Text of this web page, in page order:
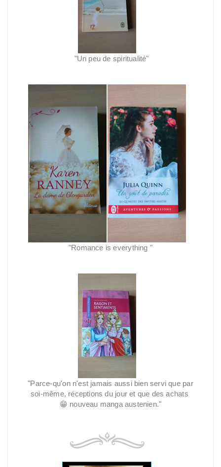
"Un peu de spiritualité"
"Romance is everything "
"Parce-qu'on n'est jamais aussi bien servi que par
soi-même, réceptions du jour et que des achats
😁 nouveau manga austenien."